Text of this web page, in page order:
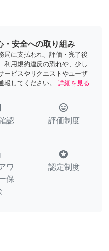
・安全への取り組み
局に支払われ、評価・完了後
利用規約違反の恐れや、少し
ービスやリクエストやユーザ
報してください。
詳細を見る
認
tag_faces
評価制度
ワ
保
stars
認定制度